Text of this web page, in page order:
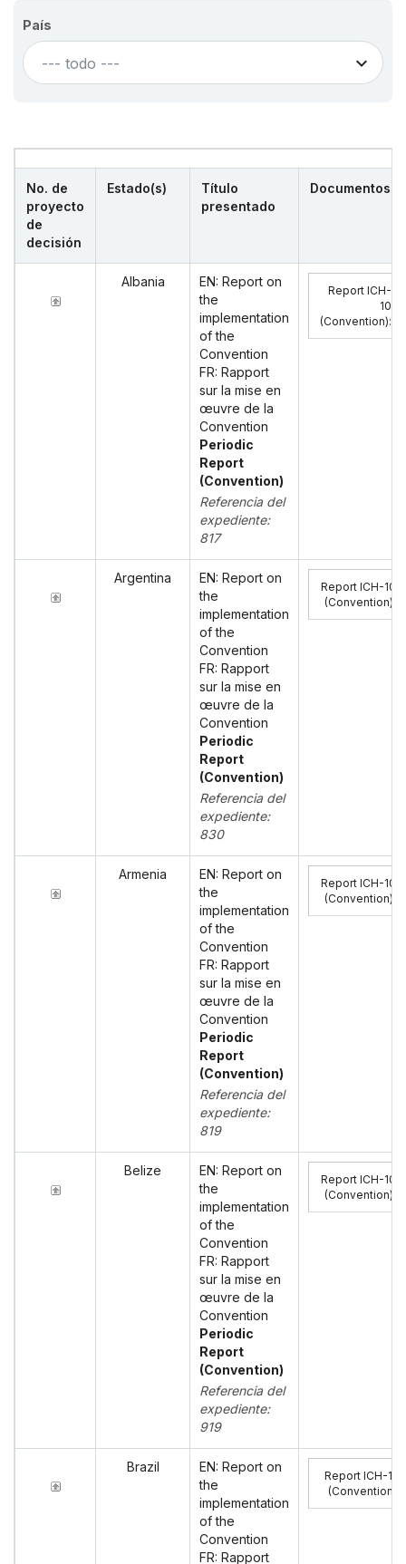
País
--- todo ---
No. de
proyecto
de
decisión
Estado(s)
Título
presentado
Documentos
Albania
EN: Report on
the
implementation
of the
Convention
FR: Rapport
sur la mise en
œuvre de la
Convention
Periodic
Report
(Convention)
Referencia del
expediente:
817
Report ICH-
10
(Convention):
Argentina
EN: Report on
the
implementation
of the
Convention
FR: Rapport
sur la mise en
œuvre de la
Convention
Periodic
Report
(Convention)
Referencia del
expediente:
830
Report ICH-10
(Convention)
Armenia
EN: Report on
the
implementation
of the
Convention
FR: Rapport
sur la mise en
œuvre de la
Convention
Periodic
Report
(Convention)
Referencia del
expediente:
819
Report ICH-10
(Convention)
Belize
EN: Report on
the
implementation
of the
Convention
FR: Rapport
sur la mise en
œuvre de la
Convention
Periodic
Report
(Convention)
Referencia del
expediente:
919
Report ICH-10
(Convention)
Brazil
EN: Report on
the
implementation
of the
Convention
FR: Rapport
Report ICH-10
(Convention)